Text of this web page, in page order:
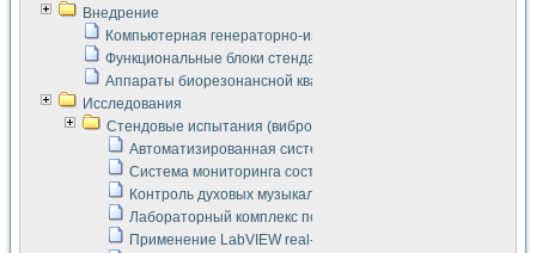
Внедрение
Компьютерная генераторно-измерительная система
Функциональные блоки стенда "Сигнал-USB"
Аппараты биорезонансной квантовой терапии серии СКАН
Исследования
Стендовые испытания (виброакустика, тензометрия и т.п.)
Автоматизированная система измерения параметров
Система мониторинга состояния тяговых
Контроль духовых музыкальных инструментов
Лабораторный комплекс по исследованию элементной
Применение LabVIEW real-time module для